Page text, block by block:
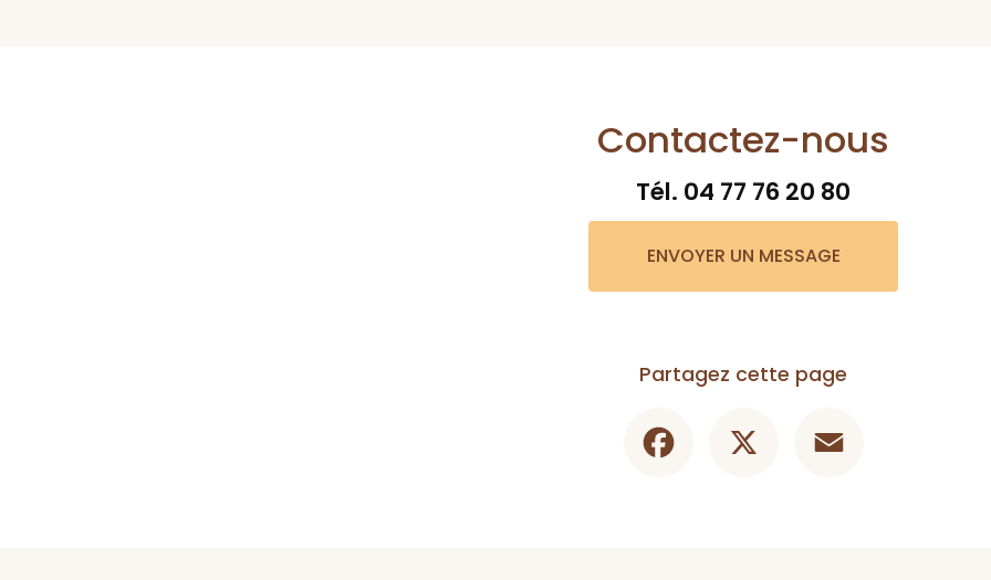
Contactez-nous
Tél. 04 77 76 20 80
ENVOYER UN MESSAGE
Partagez cette page